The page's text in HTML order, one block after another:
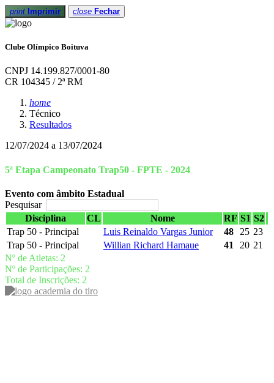
print Imprimir close Fechar
Clube Olímpico Boituva
CNPJ 14.199.827/0001-80
CR 104345 / 2ª RM
home
Técnico
Resultados
12/07/2024 a 13/07/2024
5ª Etapa Campeonato Trap50 - FPTE - 2024
Evento com âmbito Estadual
Pesquisar
Disciplina
CL Nome RF S1 S2
Trap 50 - Principal
Luis Reinaldo Vargas Junior 48 25 23
Trap 50 - Principal
Willian Richard Hamaue 41 20 21
Nº de Atletas: 2
Nº de Participações: 2
Total de Inscrições: 2